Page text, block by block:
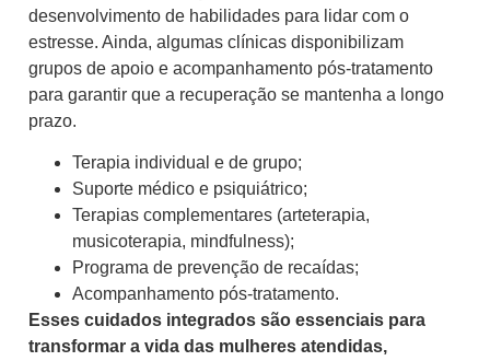
desenvolvimento de habilidades para lidar com o
estresse. Ainda, algumas clínicas disponibilizam
grupos de apoio e acompanhamento pós-tratamento
para garantir que a recuperação se mantenha a longo
prazo.
Terapia individual e de grupo;
Suporte médico e psiquiátrico;
Terapias complementares (arteterapia,
musicoterapia, mindfulness);
Programa de prevenção de recaídas;
Acompanhamento pós-tratamento.
Esses cuidados integrados são essenciais para
transformar a vida das mulheres atendidas,